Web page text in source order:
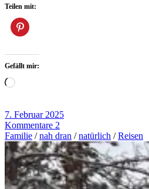
Teilen mit:
Gefällt mir:
Wird
7. Februar 2025
Kommentare 2
Familie /nah dran /natürlich /Reisen